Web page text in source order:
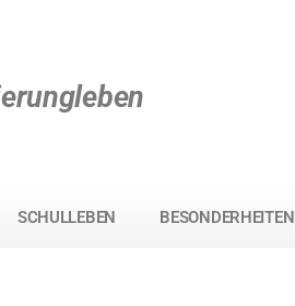
SCHULLEBEN BESONDERHEITEN